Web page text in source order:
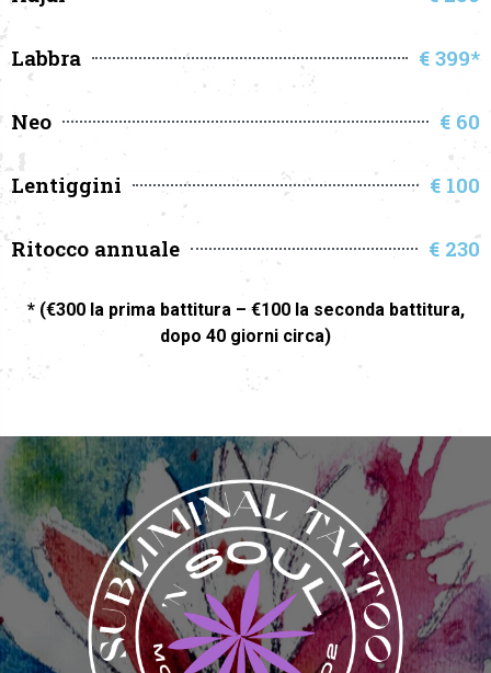
Labbra € 399*
Neo € 60
Lentiggini € 100
Ritocco annuale € 230
* (€300 la prima battitura – €100 la seconda battitura,
dopo 40 giorni circa)